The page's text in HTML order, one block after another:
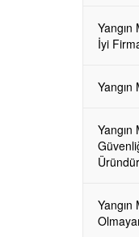
Yangın
İyi
Üründür